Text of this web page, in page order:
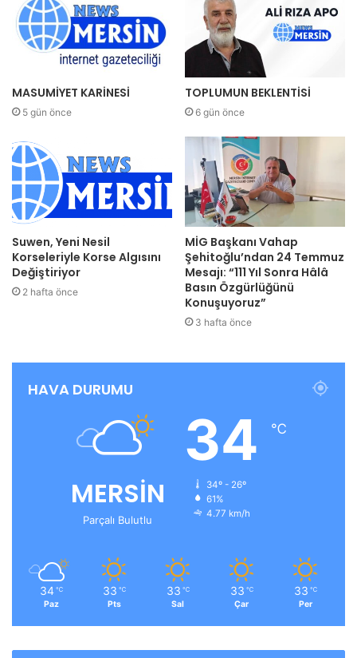
MASUMİYET KARİNESİ
5 gün önce
TOPLUMUN BEKLENTİSİ
6 gün önce
Suwen, Yeni Nesil
Korseleriyle Korse Algısını
Değiştiriyor
2 hafta önce
MİG Başkanı Vahap
Şehitoğlu’ndan 24 Temmuz
Mesajı: “111 Yıl Sonra Hâlâ
Basın Özgürlüğünü
Konuşuyoruz”
3 hafta önce
HAVA DURUMU
MERSİN
Parçalı Bulutlu
34 ℃
34º - 26º
61%
4.77 km/h
34 ℃
Paz
33 ℃
Pts
33 ℃
Sal
33 ℃
Çar
33 ℃
Per